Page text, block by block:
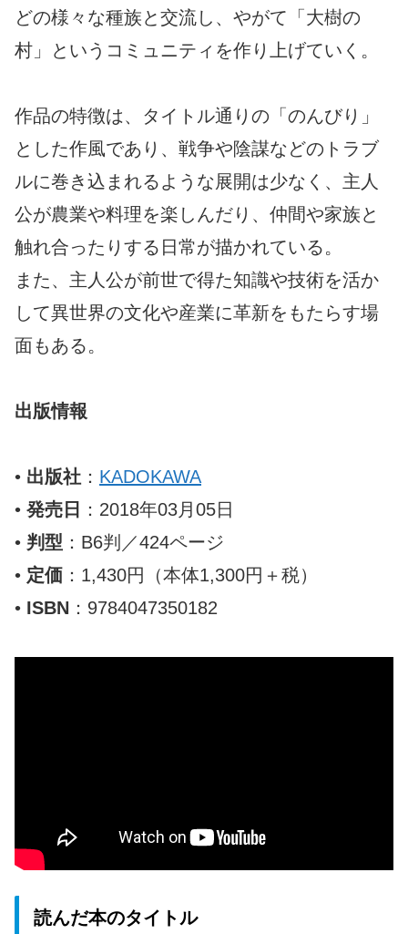
どの様々な種族と交流し、やがて「大樹の
村」というコミュニティを作り上げていく。
作品の特徴は、タイトル通りの「のんびり」
とした作風であり、戦争や陰謀などのトラブ
ルに巻き込まれるような展開は少なく、主人
公が農業や料理を楽しんだり、仲間や家族と
触れ合ったりする日常が描かれている。
また、主人公が前世で得た知識や技術を活か
して異世界の文化や産業に革新をもたらす場
面もある。
出版情報
• 出版社 ： KADOKAWA
• 発売日
：2018年03月05日
• 判型 ：B6判／424ページ
• 定価 ：1,430円（本体1,300円＋税）
• ISBN ：9784047350182
読んだ本のタイトル